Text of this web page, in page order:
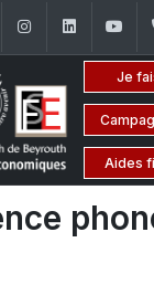
Twitter Instagram
Je
Aides